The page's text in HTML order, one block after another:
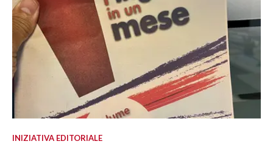
INIZIATIVA EDITORIALE